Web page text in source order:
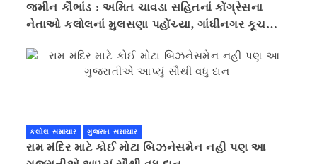
જમીન કૌભાંડ : અમિત ચાવડા સહિતનાં કોંગ્રેસના
નેતાઓ કલોલનાં મુલસણા પહોંચ્યા, ગાંધીનગર કૂચ
કલોલ સમાચાર ગુજરાત સમાચાર
રામ મંદિર માટે કોઈ મોટા બિઝનેસમેન નહી પણ આ